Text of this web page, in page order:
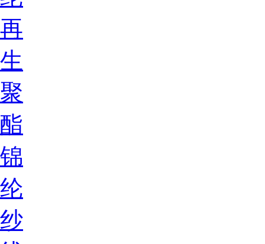
再
生
聚
酯
锦
纶
纱